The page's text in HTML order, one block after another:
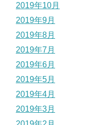
2019年10月
2019年9月
2019年8月
2019年7月
2019年6月
2019年5月
2019年4月
2019年3月